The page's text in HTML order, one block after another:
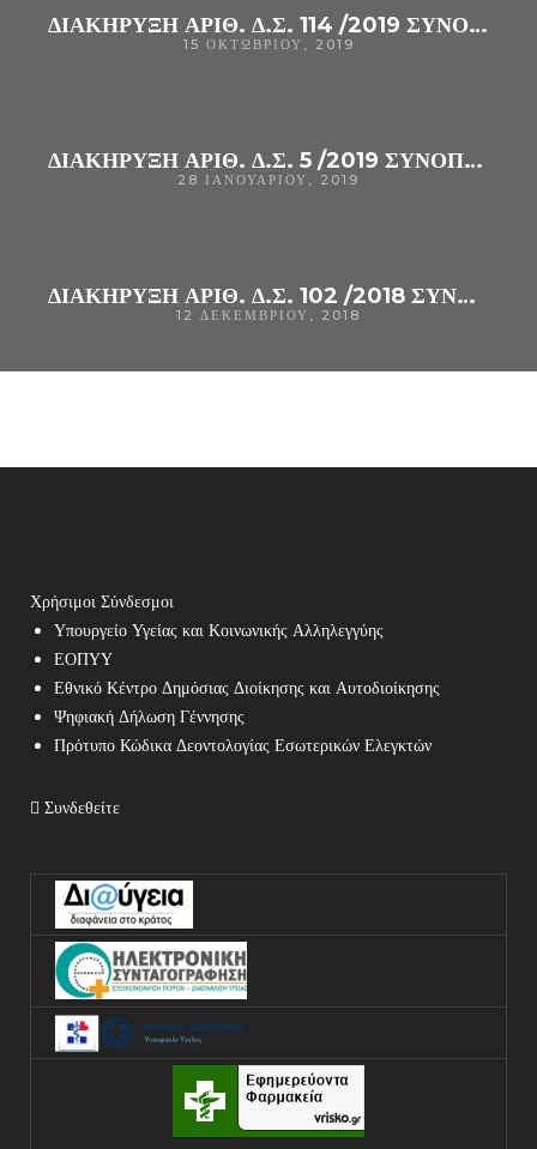
ΔΙΑΚΗΡΥΞΗ ΑΡΙΘ. Δ.Σ. 114 /2019 ΣΥΝΟΠΤΙΚΟΥ ΔΙΑΓΩΝΙΣΜΟΥ ΓΙΑ ΥΠΗΡΕΣΊΕΣ «ΟΙΚΟΝΟΜΙΚΟΎ ΔΙΑΧΕΙΡΙΣΤΙΚΟΎ ΕΛΈΓΧΟΥ (ΟΡΚΩΤΟΊ ΛΟΓΙΣΤΈΣ )»,(CPV:79212100-4), ΓΙΑ ΤΗΝ ΚΆΛΥΨΗ ΤΩΝ ΑΝΑΓΚΏΝ ΤΟΥ Γ.Ν. ΆΡΤΑΣ
15 ΟΚΤΩΒΡΊΟΥ, 2019
ΔΙΑΚΗΡΥΞΗ ΑΡΙΘ. Δ.Σ. 5 /2019 ΣΥΝΟΠΤΙΚΟΥ ΔΙΑΓΩΝΙΣΜΟΥ ΓΙΑ «ΥΠΗΡΕΣΙΕΣ ΟΙΚΟΝ.ΔΙΑΧ. ΕΛΕΓΧΟΥ (ΟΡΚΩΤΟΙ ΛΟΓΙΣΤΕΣ)ΤΟΥ Γ.Ν.Α
28 ΙΑΝΟΥΑΡΊΟΥ, 2019
ΔΙΑΚΗΡΥΞΗ ΑΡΙΘ. Δ.Σ. 102 /2018 ΣΥΝΟΠΤΙΚΟΥ ΔΙΑΓΩΝΙΣΜΟΥ ΓΙΑ «ΥΠΗΡΕΣΙΕΣ ΟΙΚΟΝΟΜΙΚΟΥ ΔΙΑΧΕΙΡΙΣΤΙΚΟΥ ΕΛΕΓΧΟΥ (ΟΡΚΩΤΟΙ
12 ΔΕΚΕΜΒΡΊΟΥ, 2018
Χρήσιμοι Σύνδεσμοι
Υπουργείο Υγείας και Κοινωνικής Αλληλεγγύης
ΕΟΠΥΥ
Εθνικό Κέντρο Δημόσιας Διοίκησης και Αυτοδιοίκησης
Ψηφιακή Δήλωση Γέννησης
Πρότυπο Κώδικα Δεοντολογίας Εσωτερικών Ελεγκτών
Συνδεθείτε